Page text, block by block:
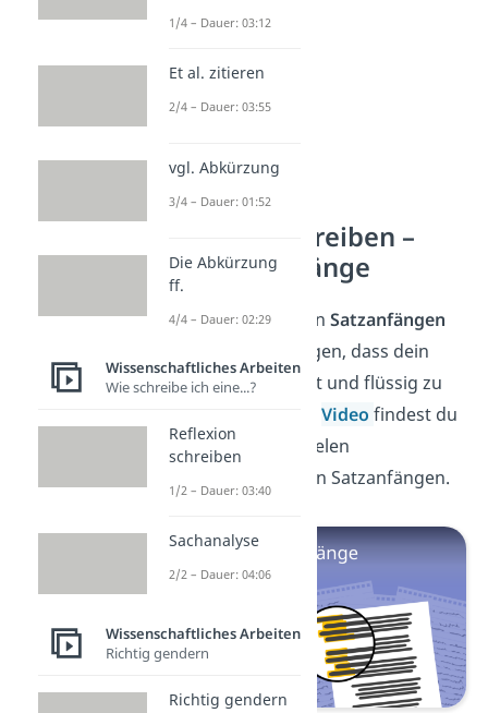
Reflexion schreiben –
Gute Satzanfänge
Mit unterschiedlichen Satzanfängen
kannst du dafür sorgen, dass dein
Reflexionsbericht gut und flüssig zu
Video findest du
eine Übersicht mit vielen
abwechslungsreichen Satzanfängen.
1/4 – Dauer: 03:12
Et al. zitieren
2/4 – Dauer: 03:55
vgl. Abkürzung
3/4 – Dauer: 01:52
Die Abkürzung
ff.
4/4 – Dauer: 02:29
Wissenschaftliches Arbeiten
Wie schreibe ich eine...?
Reflexion
schreiben
1/2 – Dauer: 03:40
Sachanalyse
2/2 – Dauer: 04:06
Wissenschaftliches Arbeiten
Richtig gendern
Richtig gendern